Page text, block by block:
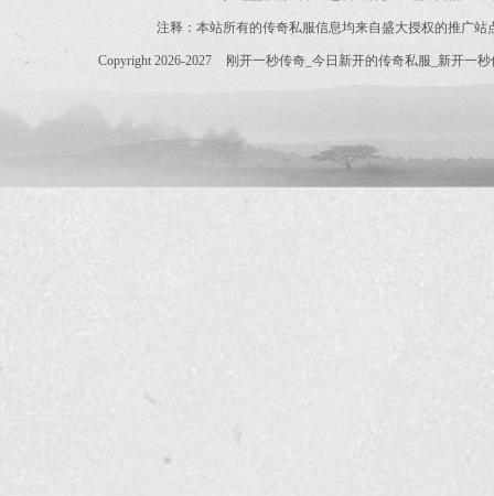
注释：本站所有的传奇私服信息均来自盛大授权的推广
Copyright 2026-2027 刚开一秒传奇_今日新开的传奇私服_新开一